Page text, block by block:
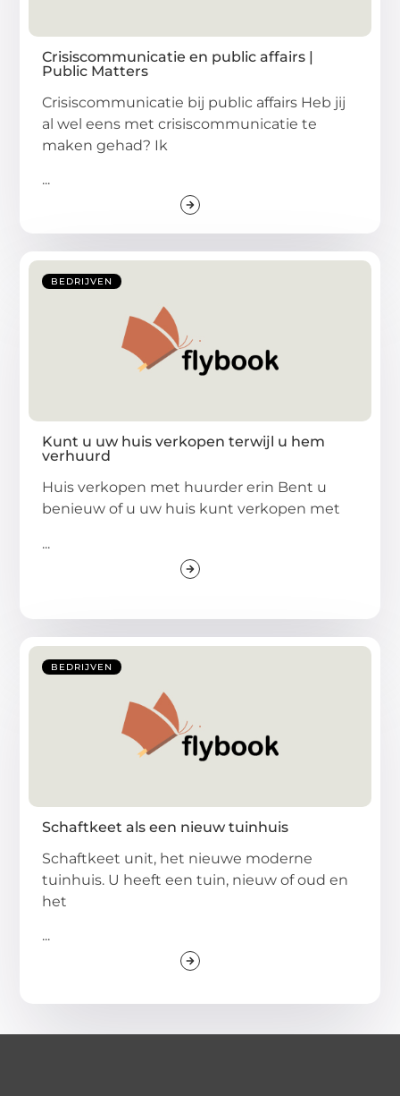
Crisiscommunicatie en public affairs |
Public Matters
Crisiscommunicatie bij public affairs Heb jij
al wel eens met crisiscommunicatie te
maken gehad? Ik
...
BEDRIJVEN
Kunt u uw huis verkopen terwijl u hem
verhuurd
Huis verkopen met huurder erin Bent u
benieuw of u uw huis kunt verkopen met
...
BEDRIJVEN
Schaftkeet als een nieuw tuinhuis
Schaftkeet unit, het nieuwe moderne
tuinhuis. U heeft een tuin, nieuw of oud en
het
...